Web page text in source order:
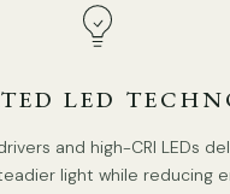
Acryl, Aluminium.
Schwarz, Weiß, Gold,
LED
and high-CRI LEDs
light while reducing